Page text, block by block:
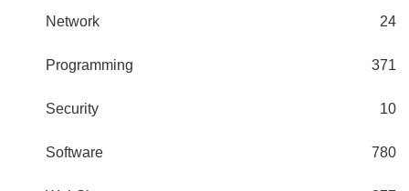
Network 24
Programming 371
Security 10
Software 780